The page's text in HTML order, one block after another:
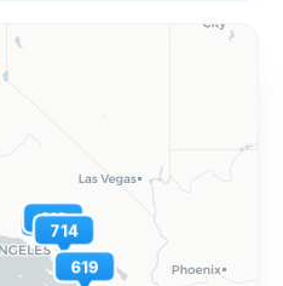
213
310
619
714
818